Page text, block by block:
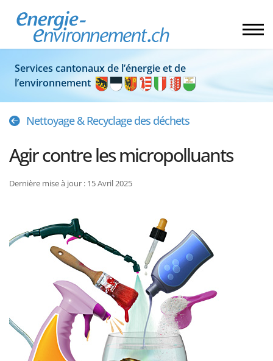
Services cantonaux de l’énergie et de
l’environnement
Nettoyage & Recyclage des déchets
Agir contre les micropolluants
Dernière mise à jour : 15 Avril 2025